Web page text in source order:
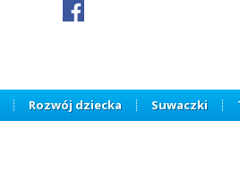
Rozwój dziecka Suwaczki